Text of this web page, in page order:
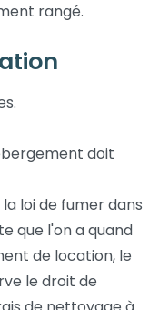
rangé.
doit
loi de fumer dans
que l'on a quand
de location, le
le droit de